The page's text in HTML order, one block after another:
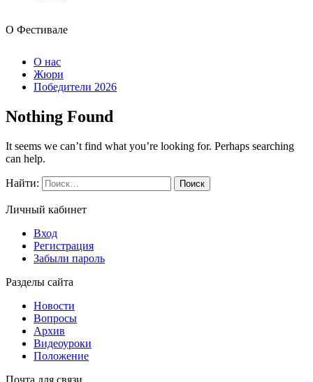
О Фестивале
О нас
Жюри
Победители 2026
Nothing Found
It seems we can’t find what you’re looking for. Perhaps searching
can help.
Найти:
Личный кабинет
Вход
Регистрация
Забыли пароль
Разделы сайта
Новости
Вопросы
Архив
Видеоуроки
Положение
Почта для связи